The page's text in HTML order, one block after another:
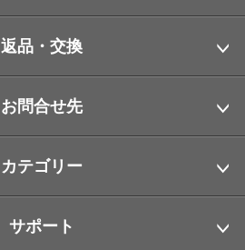
返品・交換
お問合せ先
カテゴリー
サポート